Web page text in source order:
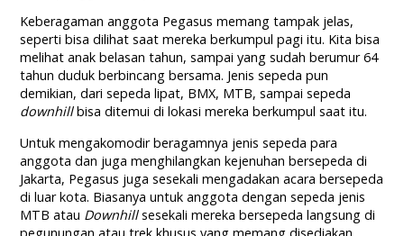
Keberagaman anggota Pegasus memang tampak jelas,
seperti bisa dilihat saat mereka berkumpul pagi itu. Kita bisa
melihat anak belasan tahun, sampai yang sudah berumur 64
tahun duduk berbincang bersama. Jenis sepeda pun
demikian, dari sepeda lipat, BMX, MTB, sampai sepeda
downhillbisa ditemui di lokasi mereka berkumpul saat itu.
Untuk mengakomodir beragamnya jenis sepeda para
anggota dan juga menghilangkan kejenuhan bersepeda di
Jakarta, Pegasus juga sesekali mengadakan acara bersepeda
di luar kota. Biasanya untuk anggota dengan sepeda jenis
MTB atau Downhillsesekali mereka bersepeda langsung di